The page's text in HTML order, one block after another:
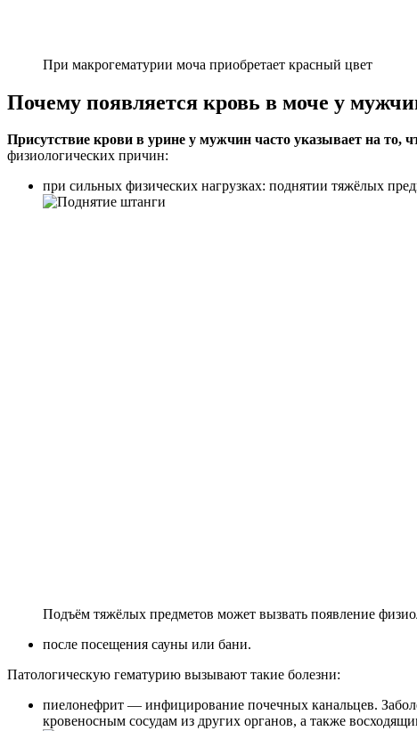
При макрогематурии моча приобретает красный цвет
Почему появляется кровь в моче у
Присутствие крови в урине у мужчин часто указывает на то,
физиологических причин:
при сильных физических нагрузках: поднятии тяжёлых
Подъём тяжёлых предметов может вызвать появление
после посещения сауны или бани.
Патологическую гематурию вызывают такие болезни:
пиелонефрит — инфицирование почечных канальцев.
кровеносным сосудам из других органов, а также